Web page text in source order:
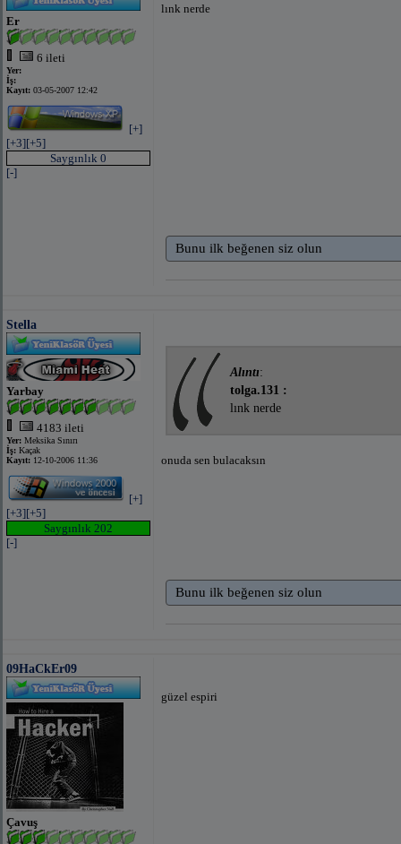
Er
6 ileti
Yer:
İş:
Kayıt: 03-05-2007 12:42
[+]
[+3][+5]
Saygınlık 0
[-]
lınk nerde
Bunu ilk beğenen siz olun
Stella
Yarbay
4183 ileti
Yer: Meksika Sınırı
İş: Kaçak
Kayıt: 12-10-2006 11:36
[+]
[+3][+5]
Saygınlık 202
[-]
Alıntı:
tolga.131 :
lınk nerde
onuda sen bulacaksın
Bunu ilk beğenen siz olun
09HaCkEr09
Çavuş
güzel espiri